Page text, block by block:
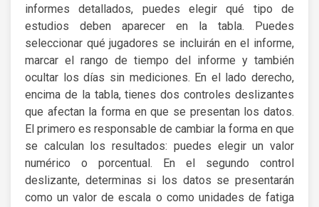
informes detallados, puedes elegir qué tipo de
estudios deben aparecer en la tabla. Puedes
seleccionar qué jugadores se incluirán en el informe,
marcar el rango de tiempo del informe y también
ocultar los días sin mediciones. En el lado derecho,
encima de la tabla, tienes dos controles deslizantes
que afectan la forma en que se presentan los datos.
El primero es responsable de cambiar la forma en que
se calculan los resultados: puedes elegir un valor
numérico o porcentual. En el segundo control
deslizante, determinas si los datos se presentarán
como un valor de escala o como unidades de fatiga